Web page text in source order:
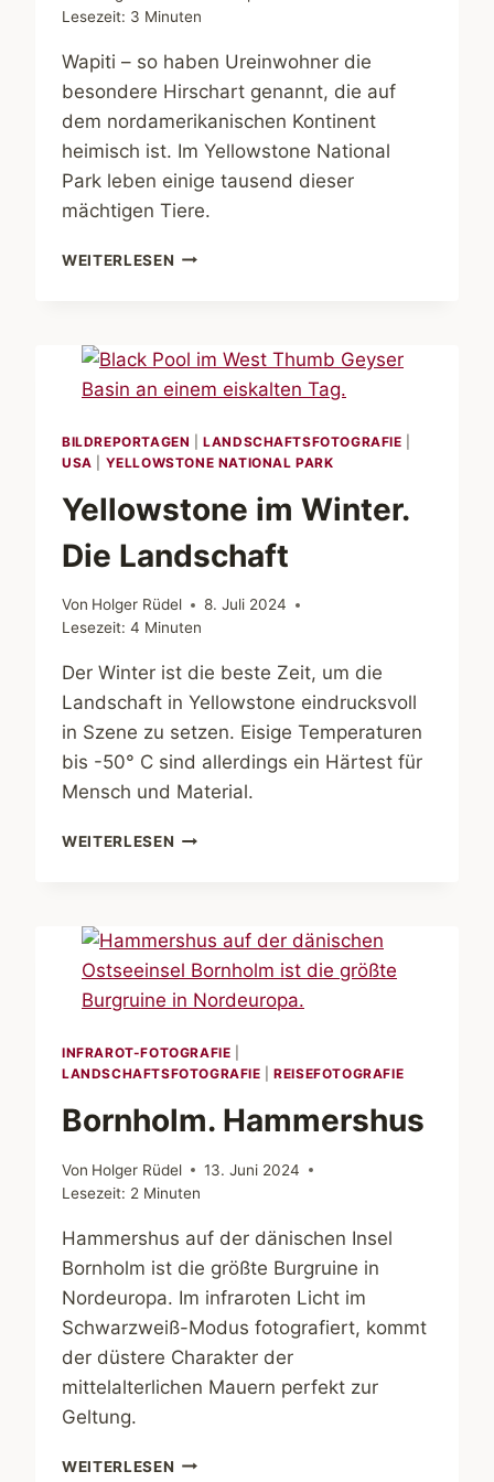
Lesezeit: 3 Minuten
Wapiti – so haben Ureinwohner die
besondere Hirschart genannt, die auf
dem nordamerikanischen Kontinent
heimisch ist. Im Yellowstone National
Park leben einige tausend dieser
mächtigen Tiere.
WEITERLESEN YELLOWSTONE
BILDREPORTAGEN |LANDSCHAFTSFOTOGRAFIE
USA
YELLOWSTONE NATIONAL PARK
Yellowstone im Winter.
Die Landschaft
Von Holger Rüdel
8. Juli 2024
Lesezeit: 4 Minuten
Der Winter ist die beste Zeit, um die
Landschaft in Yellowstone eindrucksvoll
in Szene zu setzen. Eisige Temperaturen
bis -50° C sind allerdings ein Härtest für
Mensch und Material.
WEITERLESEN YELLOWSTONE
LANDSCHAFT
INFRAROT-FOTOGRAFIE
LANDSCHAFTSFOTOGRAFIE |REISEFOTOGRAFIE
Bornholm. Hammershus
Von Holger Rüdel
13. Juni 2024
Lesezeit: 2 Minuten
Hammershus auf der dänischen Insel
Bornholm ist die größte Burgruine in
Nordeuropa. Im infraroten Licht im
Schwarzweiß-Modus fotografiert, kommt
der düstere Charakter der
mittelalterlichen Mauern perfekt zur
Geltung.
WEITERLESEN BORNHOLM.